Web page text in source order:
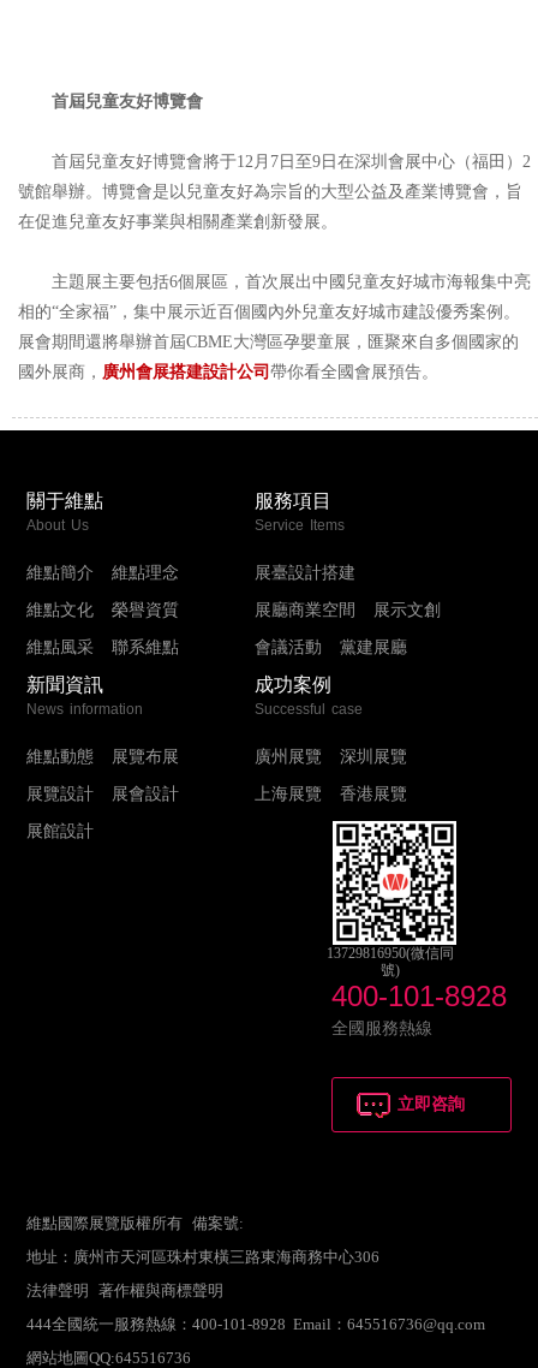
首屆兒童友好博覽會
首屆兒童友好博覽會將于12月7日至9日在深圳會展中心（福田）2
號館舉辦。博覽會是以兒童友好為宗旨的大型公益及產業博覽會，旨
在促進兒童友好事業與相關產業創新發展。
主題展主要包括6個展區，首次展出中國兒童友好城市海報集中亮
相的“全家福”，集中展示近百個國內外兒童友好城市建設優秀案例。
展會期間還將舉辦首屆CBME大灣區孕嬰童展，匯聚來自多個國家的
國外展商， 廣州會展搭建設計公司 帶你看全國會展預告。
關于維點
About Us
維點簡介 維點理念
維點文化 榮譽資質
維點風采 聯系維點
服務項目
Service Items
展臺設計搭建
展廳商業空間 展示文創
會議活動 黨建展廳
新聞資訊
News information
維點動態 展覽布展
展覽設計 展會設計
展館設計
成功案例
Successful case
廣州展覽 深圳展覽
上海展覽 香港展覽
13729816950(微信同
號)
400-101-8928
全國服務熱線
立即咨詢
維點國際展覽版權所有 備案號:
地址：廣州市天河區珠村東橫三路東海商務中心306
法律聲明
著作權與商標聲明
444全國統一服務熱線：400-101-8928 Email：645516736@qq.com
網站地圖QQ:645516736